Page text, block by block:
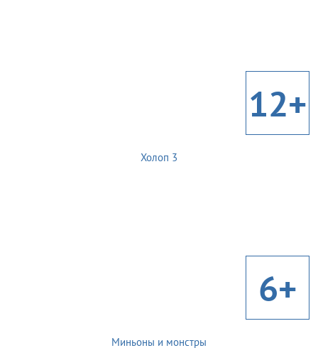
12+
Холоп 3
6+
Миньоны и монстры